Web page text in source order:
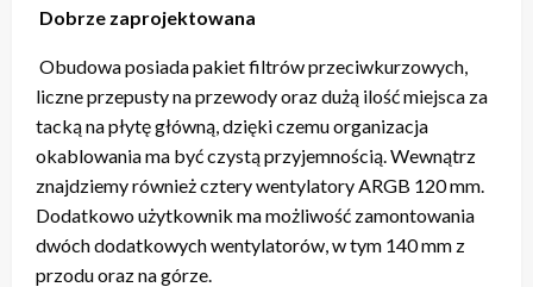
Dobrze zaprojektowana
Obudowa posiada pakiet filtrów przeciwkurzowych,
liczne przepusty na przewody oraz dużą ilość miejsca za
tacką na płytę główną, dzięki czemu organizacja
okablowania ma być czystą przyjemnością. Wewnątrz
znajdziemy również cztery wentylatory ARGB 120 mm.
Dodatkowo użytkownik ma możliwość zamontowania
dwóch dodatkowych wentylatorów, w tym 140 mm z
przodu oraz na górze.